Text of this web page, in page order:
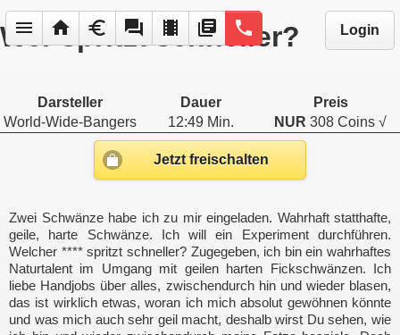
menu home euro forum local_movies library_books phone Login
Wer spritzt schneller?
Darsteller Dauer
Preis
World-Wide-Bangers
12:49 Min. NUR 308 Coins √
Jetzt freischalten
Zwei Schwänze habe ich zu mir eingeladen. Wahrhaft statthafte,
geile, harte Schwänze. Ich will ein Experiment durchführen.
Welcher **** spritzt schneller? Zugegeben, ich bin ein wahrhaftes
Naturtalent im Umgang mit geilen harten Fickschwänzen. Ich
liebe Handjobs über alles, zwischendurch hin und wieder blasen,
das ist wirklich etwas, woran ich mich absolut gewöhnen könnte
und was mich auch sehr geil macht, deshalb wirst Du sehen, wie